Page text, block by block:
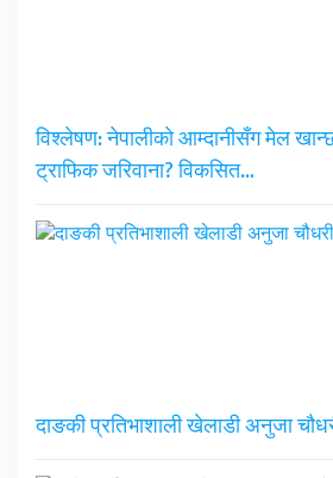
विश्लेषण: नेपालीको आम्दानीसँग मेल
ट्राफिक जरिवाना? विकसित…
दाङकी प्रतिभाशाली खेलाडी अनुजा